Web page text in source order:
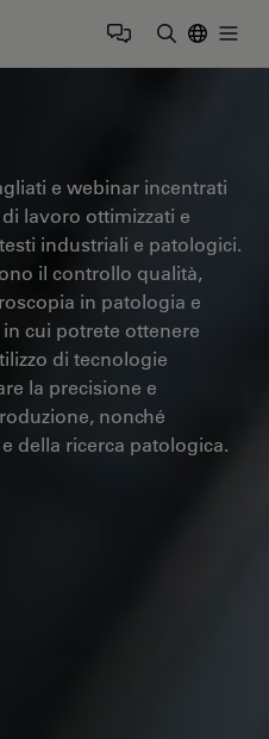
e webinar incentrati
lavoro ottimizzati e
industriali e patologici.
il controllo qualità,
in patologia e
cui potrete ottenere
di tecnologie
la precisione e
nonché
della ricerca patologica.